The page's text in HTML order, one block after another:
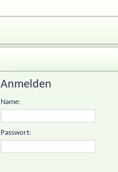
Anmelden
Name:
Passwort: